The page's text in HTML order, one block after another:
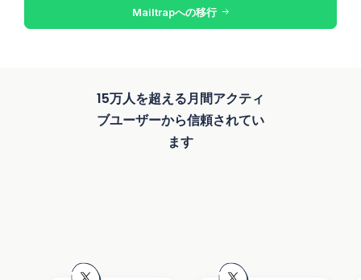
Mailtrapへの移行
15万人を超える月間アクティ
ブユーザーから信頼されてい
ます